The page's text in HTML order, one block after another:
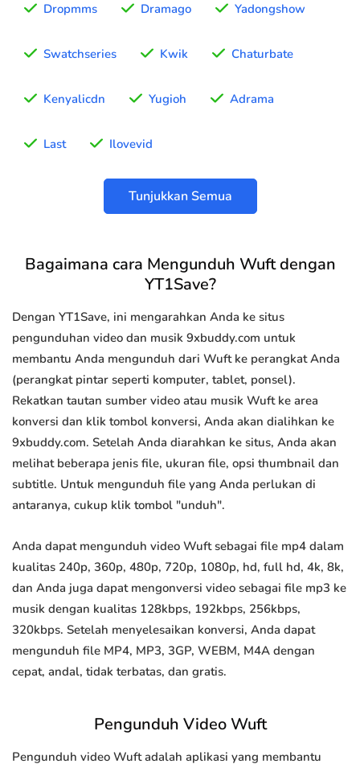
Dropmms Dramago Yadongshow
Swatchseries Kwik Chaturbate
Kenyalicdn Yugioh Adrama
Last Ilovevid
Tunjukkan Semua
Bagaimana cara Mengunduh Wuft dengan
YT1Save?
Dengan YT1Save, ini mengarahkan Anda ke situs
pengunduhan video dan musik 9xbuddy.com untuk
membantu Anda mengunduh dari Wuft ke perangkat Anda
(perangkat pintar seperti komputer, tablet, ponsel).
Rekatkan tautan sumber video atau musik Wuft ke area
konversi dan klik tombol konversi, Anda akan dialihkan ke
9xbuddy.com. Setelah Anda diarahkan ke situs, Anda akan
melihat beberapa jenis file, ukuran file, opsi thumbnail dan
subtitle. Untuk mengunduh file yang Anda perlukan di
antaranya, cukup klik tombol "unduh".
Anda dapat mengunduh video Wuft sebagai file mp4 dalam
kualitas 240p, 360p, 480p, 720p, 1080p, hd, full hd, 4k, 8k,
dan Anda juga dapat mengonversi video sebagai file mp3 ke
musik dengan kualitas 128kbps, 192kbps, 256kbps,
320kbps. Setelah menyelesaikan konversi, Anda dapat
mengunduh file MP4, MP3, 3GP, WEBM, M4A dengan
cepat, andal, tidak terbatas, dan gratis.
Pengunduh Video Wuft
Pengunduh video Wuft adalah aplikasi yang membantu